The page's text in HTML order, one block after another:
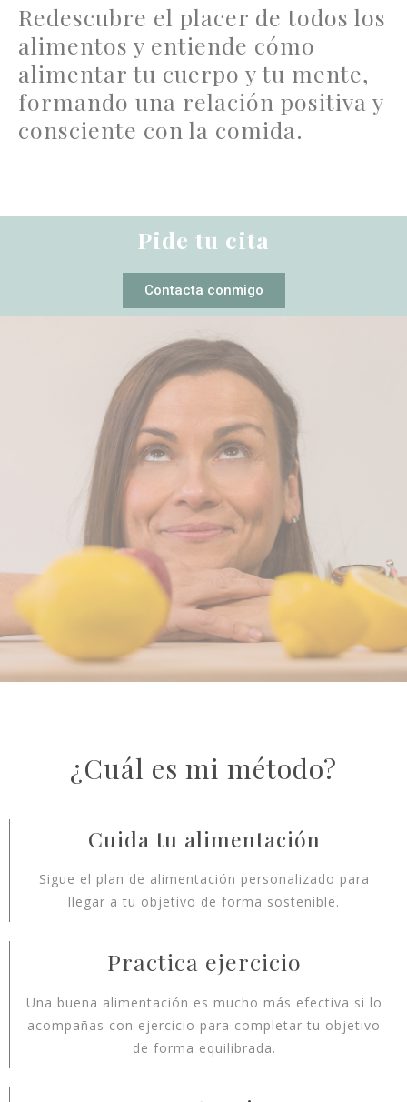
Redescubre el placer de todos los
alimentos y entiende cómo
alimentar tu cuerpo y tu mente,
formando una relación positiva y
consciente con la comida.
Pide tu cita
Contacta conmigo
¿Cuál es mi método?
Cuida tu alimentación
Sigue el plan de alimentación personalizado para
llegar a tu objetivo de forma sostenible.
Practica ejercicio
Una buena alimentación es mucho más efectiva si lo
acompañas con ejercicio para completar tu objetivo
de forma equilibrada.